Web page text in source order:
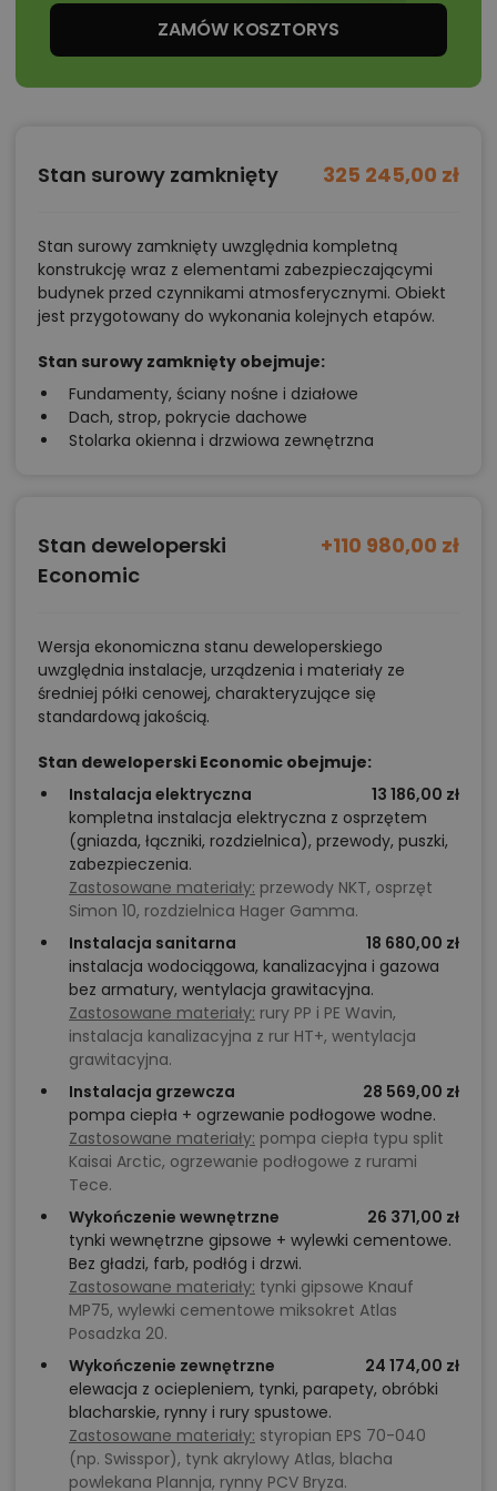
fotowoltaiczny.
Istnieje techniczna możliwość:
- podpiwniczenia budynku;
- zmiany kąta nachylenia dachu do 30º oraz
ZAMÓW KOSZTORYS
Stan surowy zamknięty 325 245,00 zł
Stan surowy zamknięty uwzględnia kompletną
konstrukcję wraz z elementami zabezpieczającymi
budynek przed czynnikami atmosferycznymi. Obiekt
jest przygotowany do wykonania kolejnych etapów.
Stan surowy zamknięty obejmuje:
Fundamenty, ściany nośne i działowe
Dach, strop, pokrycie dachowe
Stolarka okienna i drzwiowa zewnętrzna
Stan deweloperski
Economic
+110 980,00 zł
Wersja ekonomiczna stanu deweloperskiego
uwzględnia instalacje, urządzenia i materiały ze
średniej półki cenowej, charakteryzujące się
standardową jakością.
Stan deweloperski Economic obejmuje:
Instalacja elektryczna
13 186,00 zł
kompletna instalacja elektryczna z osprzętem
(gniazda, łączniki, rozdzielnica), przewody, puszki,
zabezpieczenia.
Zastosowane materiały: przewody NKT, osprzęt
Simon 10, rozdzielnica Hager Gamma.
Instalacja sanitarna
18 680,00 zł
instalacja wodociągowa, kanalizacyjna i gazowa
bez armatury, wentylacja grawitacyjna.
Zastosowane materiały: rury PP i PE Wavin,
instalacja kanalizacyjna z rur HT+, wentylacja
grawitacyjna.
Instalacja grzewcza
28 569,00 zł
pompa ciepła + ogrzewanie podłogowe wodne.
Zastosowane materiały: pompa ciepła typu split
Kaisai Arctic, ogrzewanie podłogowe z rurami
Tece.
Wykończenie wewnętrzne
26 371,00 zł
tynki wewnętrzne gipsowe + wylewki cementowe.
Bez gładzi, farb, podłóg i drzwi.
Zastosowane materiały: tynki gipsowe Knauf
MP75, wylewki cementowe miksokret Atlas
Posadzka 20.
Wykończenie zewnętrzne
24 174,00 zł
elewacja z ociepleniem, tynki, parapety, obróbki
blacharskie, rynny i rury spustowe.
Zastosowane materiały: styropian EPS 70-040
(np. Swisspor), tynk akrylowy Atlas, blacha
powlekana Plannja, rynny PCV Bryza.